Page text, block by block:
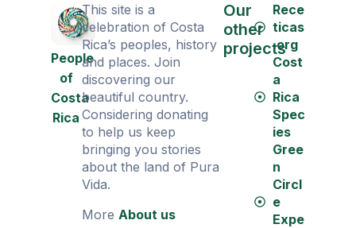
People
of
Costa
Rica
This site is a
celebration of Costa
Rica’s peoples, history
and places. Join
discovering our
beautiful country.
Considering donating
to help us keep
bringing you stories
about the land of Pura
Vida.
More About us
Our
other
projects
Rece
ticas
.org
Cost
a
Rica
Spec
ies
Gree
n
Circl
e
Expe